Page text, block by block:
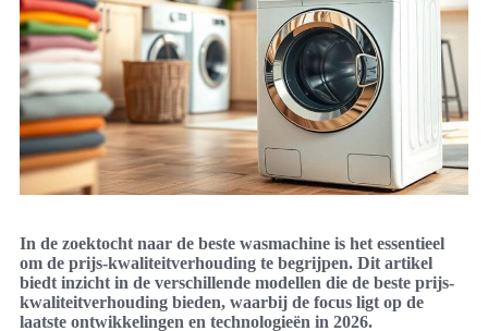
In de zoektocht naar de beste wasmachine is het essentieel
om de prijs-kwaliteitverhouding te begrijpen. Dit artikel
biedt inzicht in de verschillende modellen die de beste prijs-
kwaliteitverhouding bieden, waarbij de focus ligt op de
laatste ontwikkelingen en technologieën in 2026.